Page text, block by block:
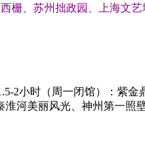
、苏州拙政园、上海文艺
2小时（周一闭馆）：紫
河美丽风光、神州第一照